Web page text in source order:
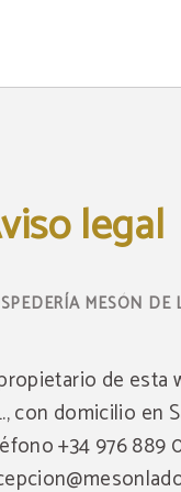
legal
de esta
con domicilio en
+34 976 889